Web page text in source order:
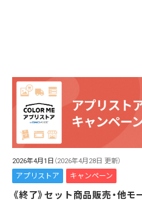
2026年4月1日 （2026年4月28日 更新）
アプリストア キャンペーン
《終了》セット商品販売・他モ